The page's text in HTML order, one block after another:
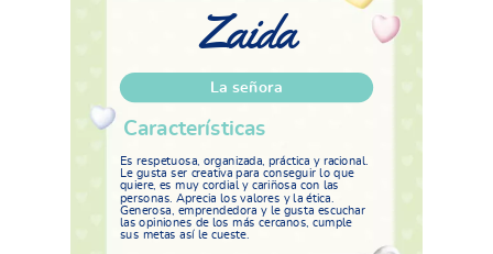
Zaida
La señora
Características
Es respetuosa, organizada, práctica y racional.
Le gusta ser creativa para conseguir lo que
quiere, es muy cordial y cariñosa con las
personas. Aprecia los valores y la ética.
Generosa, emprendedora y le gusta escuchar
las opiniones de los más cercanos, cumple
sus metas así le cueste.